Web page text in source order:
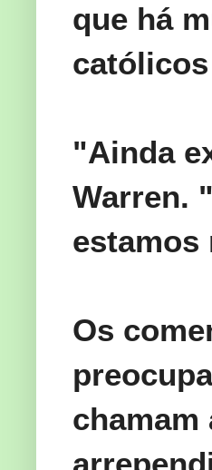
que há
"Ainda
Warren. "
estamos
Os
chamam